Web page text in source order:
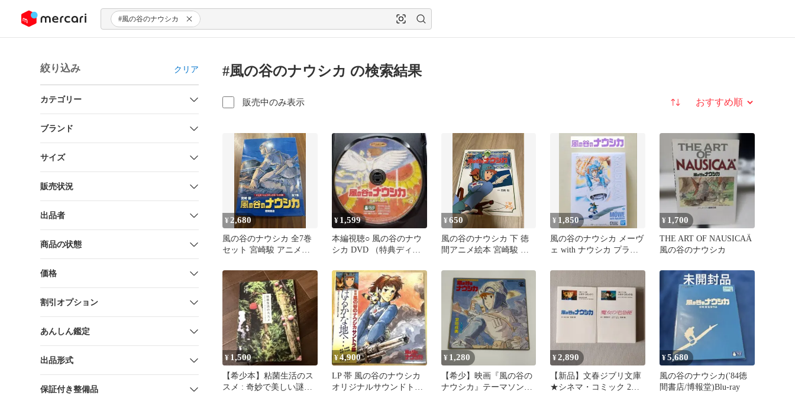
ツにスキップ #風の谷のナウシカ
絞り込み クリア
カテゴリー
ブランド
サイズ
販売状況
出品者
商品の状態
価格
割引オプション
あんしん鑑定
出品形式
保証付き整備品
#風の谷のナウシカ の検索結果
販売中のみ表示 並び替え
¥ 2,680
風の谷のナウシカ 全7巻
セット 宮崎駿 アニメー
¥ 1,599
本編視聴○ 風の谷のナウ
シカ DVD （特典ディス
¥650
風の谷のナウシカ 下 徳
間アニメ絵本 宮崎駿 ジ
¥ 1,850
風の谷のナウシカ メーヴ
ェ with ナウシカ プラモ
¥ 1,700
THE ART OF NAUSICAÄ
風の谷のナウシカ
¥ 1,500
【希少本】粘菌生活のス
スメ : 奇妙で美しい謎の
¥4,900
LP 帯 風の谷のナウシカ
オリジナルサウンドトラ
¥ 1,280
【希少】映画『風の谷の
ナウシカ』テーマソング
¥2,890
​【新品】文春ジブリ文庫
★シネマ・コミック 2冊
¥5,680
風の谷のナウシカ('84徳
間書店/博報堂)Blu-ray